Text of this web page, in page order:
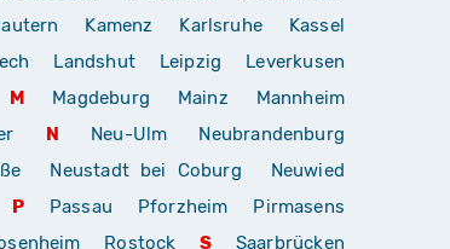
Kamenz Karlsruhe
Kassel
Landshut Leipzig
Leverkusen
M Magdeburg Mainz
Mannheim
N Neu-Ulm
Neubrandenburg
Neustadt bei Coburg
Neuwied
P Passau Pforzheim
Pirmasens
Rostock S
Saarbrücken